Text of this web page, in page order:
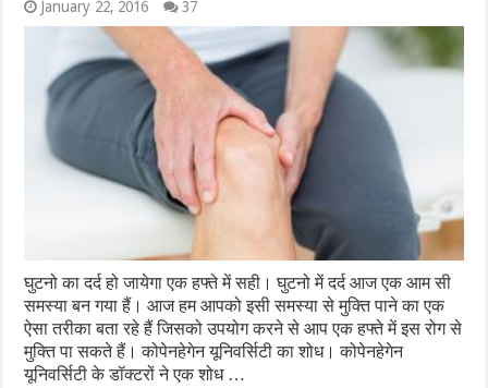
January 22, 2016 37
घुटनो का दर्द हो जायेगा एक हफ्ते में सही। घुटनो में दर्द आज एक आम सी
समस्या बन गया हैं। आज हम आपको इसी समस्या से मुक्ति पाने का एक
ऐसा तरीका बता रहे हैं जिसको उपयोग करने से आप एक हफ्ते में इस रोग से
मुक्ति पा सकते हैं। कोपेनहेगेन यूनिवर्सिटी का शोध। कोपेनहेगेन
यूनिवर्सिटी के डॉक्टरों ने एक शोध …